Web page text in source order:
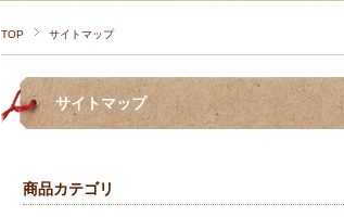
TOP サイトマップ
サイトマップ
商品カテゴリ